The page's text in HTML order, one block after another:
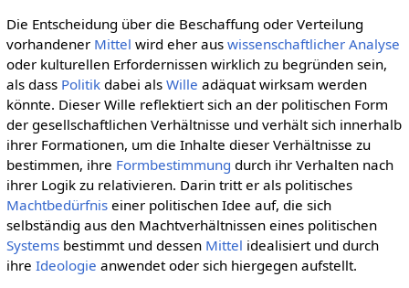
Die Entscheidung über die Beschaffung oder Verteilung
vorhandener Mittel wird eher aus wissenschaftlicher Analyse
oder kulturellen Erfordernissen wirklich zu begründen sein,
als dass Politikdabei als Wille adäquat wirksam werden
könnte. Dieser Wille reflektiert sich an der politischen Form
der gesellschaftlichen Verhältnisse und verhält sich innerhalb
ihrer Formationen, um die Inhalte dieser Verhältnisse zu
bestimmen, ihre Formbestimmung durch ihr Verhalten nach
ihrer Logik zu relativieren. Darin tritt er als politisches
Machtbedürfniseiner politischen Idee auf, die sich
selbständig aus den Machtverhältnissen eines politischen
Systemsbestimmt und dessen Mittel idealisiert und durch
ihre Ideologie anwendet oder sich hiergegen aufstellt.